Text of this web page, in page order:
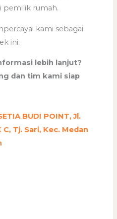
pemilik rumah.
kami sebagai
ini.
lebih lanjut?
dan tim kami siap
BUDI POINT, Jl.
C, Tj. Sari, Kec. Medan